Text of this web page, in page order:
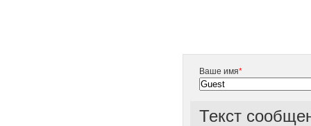
Ваше имя*
Текст